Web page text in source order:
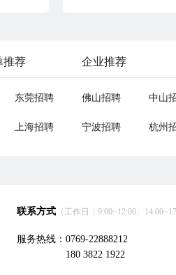
推荐 企业推荐
东莞招聘 佛山招聘 中山
上海招聘 宁波招聘 杭州
联系方式 （工作日：9:00~12:00、
服务热线：0769-22888212
180 3822 1922